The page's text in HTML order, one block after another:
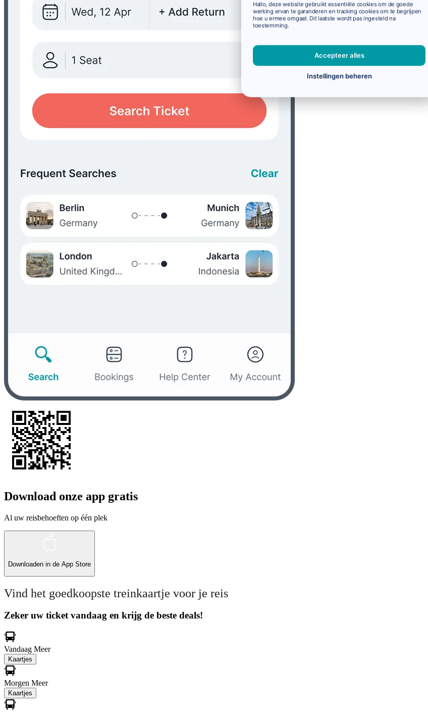
Download onze app gratis
Al uw reisbehoeften op één plek
Downloaden in de App Store
Vind het goedkoopste treinkaartje voor je reis
Zeker uw ticket vandaag en krijg de beste deals!
Vandaag Meer
Kaartjes
Morgen Meer
Kaartjes
Hallo, deze website gebruikt essentiële cookies om de goede
werking ervan te garanderen en tracking cookies om te begrijpen
hoe u ermee omgaat. Dit laatste wordt pas ingesteld na
toestemming.
Accepteer alles
Instellingen beheren